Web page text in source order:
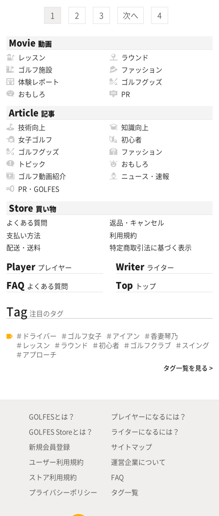
1 2 3 次へ 4
Movie 動画
レッスン
ラウンド
ゴルフ施設
ファッション
体験レポート
ゴルフグッズ
おもしろ
PR
Article 記事
技術向上
知識向上
女子ゴルフ
初心者
ゴルフグッズ
ファッション
トピック
おもしろ
ゴルフ動画紹介
ニュース・速報
PR・GOLFES
Store 買い物
よくある質問
返品・キャンセル
支払い方法
利用規約
配送・送料
特定商取引法に基づく表示
Player プレイヤー
FAQ よくある質問
Writer ライター
Top トップ
Tag 注目のタグ
ドライバー ゴルフ女子 アイアン
香妻琴乃
レッスン
ラウンド 初心者 ゴルフクラブ
スイング
アプローチ
タグ一覧を見る >
GOLFESとは？
GOLFES Storeとは？
新規会員登録
ユーザー利用規約
ストア利用規約
プライバシーポリシー
プレイヤーになるには？
ライターになるには？
サイトマップ
運営企業について
FAQ
タグ一覧